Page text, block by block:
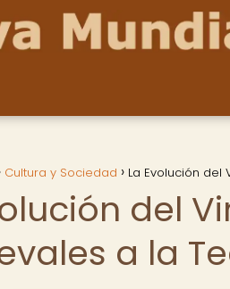
Cultura y Sociedad La Evolución
del
a la